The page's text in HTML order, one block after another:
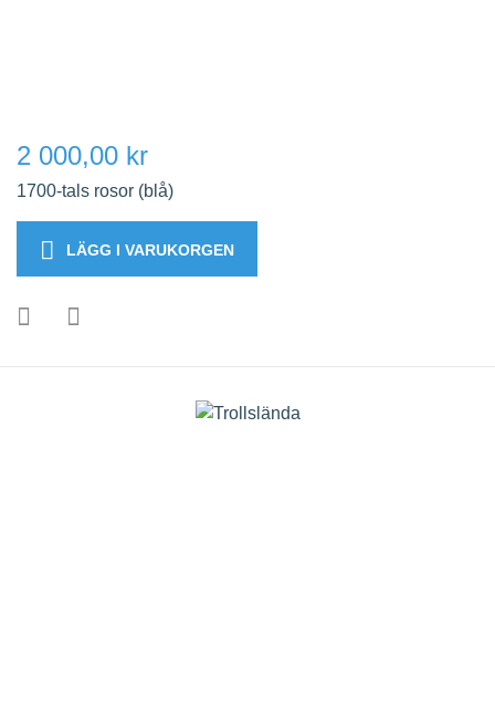
2 000,00 kr
1700-tals rosor (blå)
LÄGG I VARUKORGEN